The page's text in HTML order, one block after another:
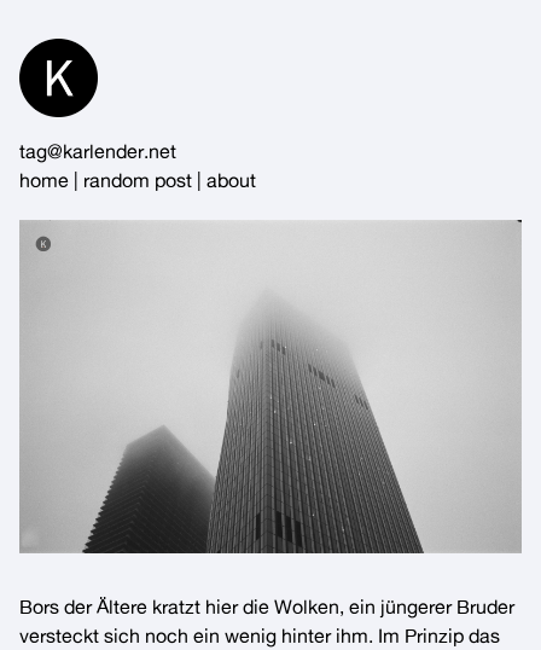
Content
tag@karlender.net
home
random post about
Bors der Ältere kratzt hier die Wolken, ein jüngerer Bruder
versteckt sich noch ein wenig hinter ihm. Im Prinzip das